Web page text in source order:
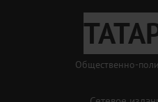
Общественно-